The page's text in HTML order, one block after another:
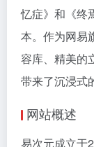
忆症》和《终
本。作为网易
容库、精美的
带来了沉浸式
网站概述
易次元成立于